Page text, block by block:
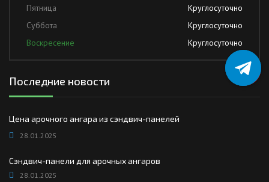
Пятница
Круглосуточно
Суббота
Круглосуточно
Воскресение
Круглосуточно
Последние новости
Цена арочного ангара из сэндвич-панелей
28.01.2025
Сэндвич-панели для арочных ангаров
28.01.2025